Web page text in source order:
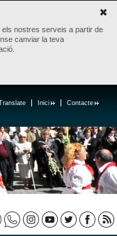
nostres serveis a partir de
canviar la teva
Contacte
Inici